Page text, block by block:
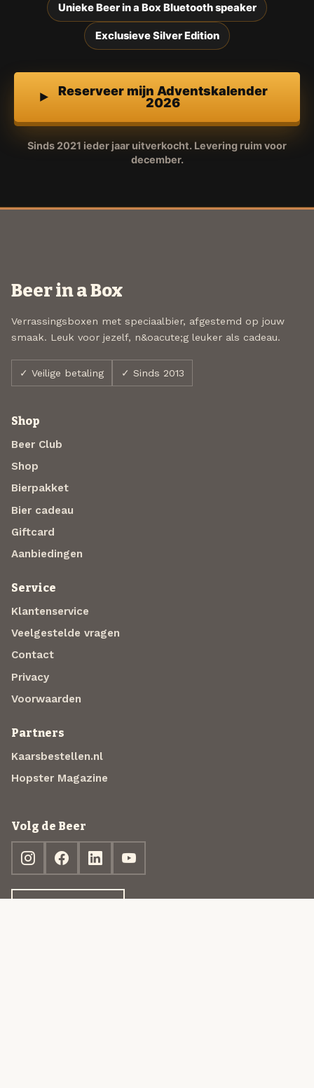
Unieke Beer in a Box Bluetooth speaker
Exclusieve Silver Edition
Reserveer mijn Adventskalender
2026
Sinds 2021 ieder jaar uitverkocht. Levering ruim voor
december.
Beer in a Box
Verrassingsboxen met speciaalbier, afgestemd op jouw
smaak. Leuk voor jezelf, n&oacute;g leuker als cadeau.
✓ Veilige betaling ✓ Sinds 2013
Shop
Beer Club
Shop
Bierpakket
Bier cadeau
Giftcard
Aanbiedingen
Service
Klantenservice
Veelgestelde vragen
Contact
Privacy
Voorwaarden
Partners
Kaarsbestellen.nl
Hopster Magazine
Volg de Beer